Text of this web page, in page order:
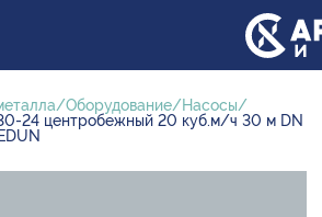
Оборудование
Насосы
24 центробежный 20 куб.м/ч 30 м DN